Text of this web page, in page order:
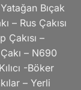
Bıçak
– Rus Çakısı
Çakısı –
– N690
-Böker
– Yerli